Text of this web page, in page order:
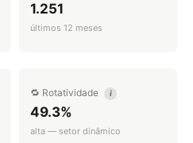
1.251
últimos 12 meses
🔁 Rotatividade i
49.3%
alta — setor dinâmico